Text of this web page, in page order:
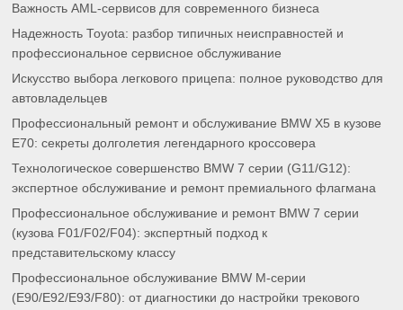
Важность AML-сервисов для современного бизнеса
Надежность Toyota: разбор типичных неисправностей и
профессиональное сервисное обслуживание
Искусство выбора легкового прицепа: полное руководство для
автовладельцев
Профессиональный ремонт и обслуживание BMW X5 в кузове
E70: секреты долголетия легендарного кроссовера
Технологическое совершенство BMW 7 серии (G11/G12):
экспертное обслуживание и ремонт премиального флагмана
Профессиональное обслуживание и ремонт BMW 7 серии
(кузова F01/F02/F04): экспертный подход к
представительскому классу
Профессиональное обслуживание BMW M-серии
(E90/E92/E93/F80): от диагностики до настройки трекового